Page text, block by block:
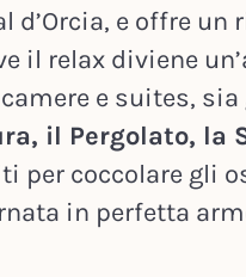
d’Orcia, e offre
il relax diviene
e suites,
il Pergolato, la
per coccolare gli
in perfetta